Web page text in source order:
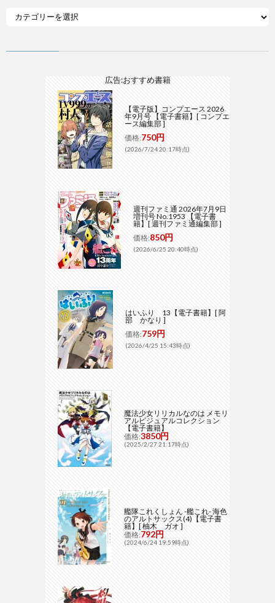
広告:おすすめ書籍
【電子版】コンプエース 2026
年9月号 【電子書籍】[ コンプエ
ース編集部 ]
価格:750円
(2026/7/24 20:17時点)
週刊ファミ通 2026年7月9日
増刊号 No.1953 【電子書
籍】[ 週刊ファミ通編集部 ]
価格:850円
(2026/6/25 20:40時点)
はいふり 13【電子書籍】[ 阿
部 かなり ]
価格:759円
(2026/4/25 15:43時点)
魔法少女リリカルなのは メモリ
アルビジュアルコレクション
【電子書籍】
価格:3850円
(2025/2/27 21:17時点)
艦隊これくしょん -艦これ- 海色
のアルトサックス(4)【電子書
籍】[ 柚木 ガオ ]
価格:792円
(2024/6/24 19:59時点)